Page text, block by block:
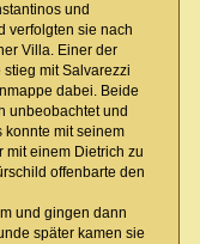
und
verfolgten sie nach
Villa. Einer der
mit Salvarezzi
dabei. Beide
unbeobachtet und
mit seinem
mit einem Dietrich zu
offenbarte den
und gingen dann
später kamen sie